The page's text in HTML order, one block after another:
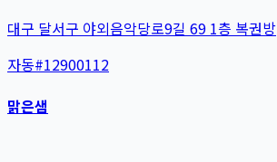
대구 달서구 야외음악당로9길 69 1층 복권방
자동#12900112
맑은샘